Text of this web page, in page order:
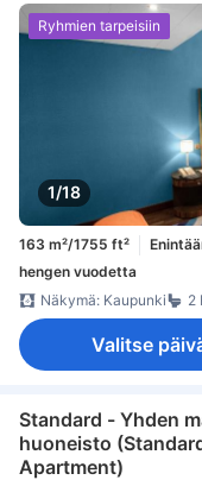
1/18
Ryhmien tarpeisiin
163 m²/1755 ft²
hengen vuodetta
Näkymä: Kaupunki
2
Valitse
Standard - Yhden
huoneisto
Apartment)